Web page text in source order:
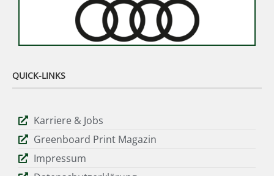
QUICK-LINKS
Karriere & Jobs
Greenboard Print Magazin
Impressum